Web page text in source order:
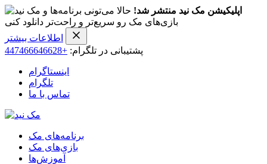
اپلیکیشن مک نید منتشر شد! حالا می‌تونی برنامه‌ها و
بازی‌های مک رو سریع‌تر و راحت‌تر دانلود کنی
اطلاعات بیشتر
پشتیبانی در تلگرام: +447466646628
اینستاگرام
تلگرام
تماس با ما
برنامه‌های مک
بازی‌های مک
آموزش‌ها